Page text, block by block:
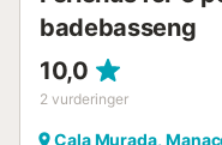
badebasseng
10,0
2 vurderinger
Cala Murada,